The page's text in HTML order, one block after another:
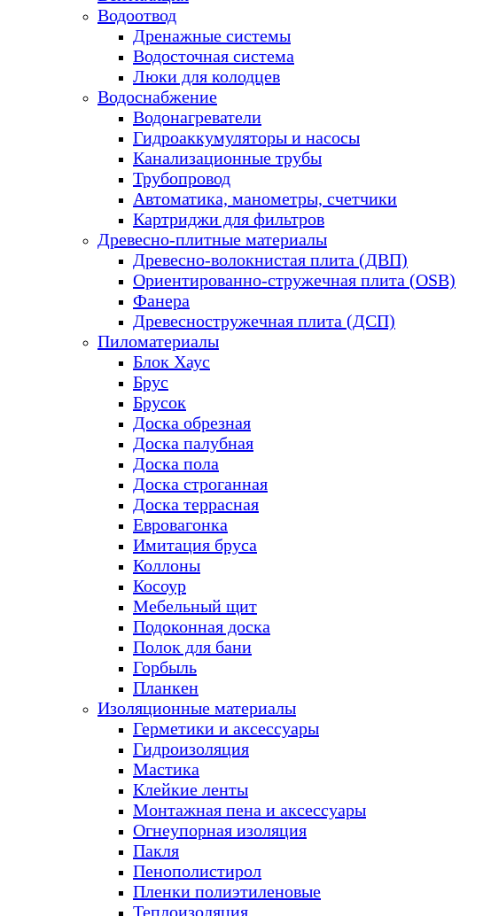
Водоотвод
Дренажные системы
Водосточная система
Люки для колодцев
Водоснабжение
Водонагреватели
Гидроаккумуляторы и насосы
Канализационные трубы
Трубопровод
Автоматика, манометры, счетчики
Картриджи для фильтров
Древесно-плитные материалы
Древесно-волокнистая плита (ДВП)
Ориентированно-стружечная плита (OSB)
Фанера
Древесностружечная плита (ДСП)
Пиломатериалы
Блок Хаус
Брус
Брусок
Доска обрезная
Доска палубная
Доска пола
Доска строганная
Доска террасная
Евровагонка
Имитация бруса
Коллоны
Косоур
Мебельный щит
Подоконная доска
Полок для бани
Горбыль
Планкен
Изоляционные материалы
Герметики и аксессуары
Гидроизоляция
Мастика
Клейкие ленты
Монтажная пена и аксессуары
Огнеупорная изоляция
Пакля
Пенополистирол
Пленки полиэтиленовые
Теплоизоляция